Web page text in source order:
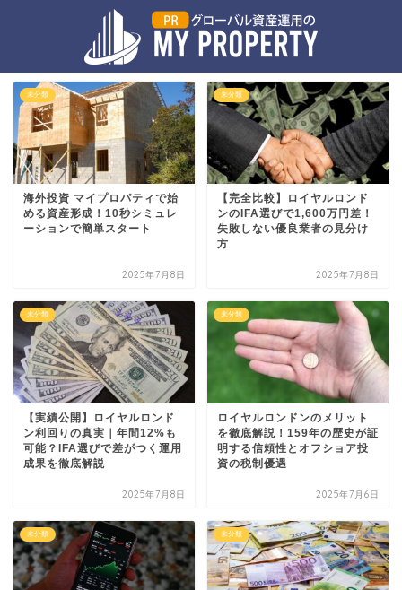
未分類
海外投資 マイプロパティで始
める資産形成！10秒シミュレ
ーションで簡単スタート
2025年7月8日
未分類
【完全比較】ロイヤルロンド
ンのIFA選びで1,600万円差！
失敗しない優良業者の見分け
方
2025年7月8日
未分類
【実績公開】ロイヤルロンド
ン利回りの真実｜年間12%も
可能？IFA選びで差がつく運用
成果を徹底解説
2025年7月8日
未分類
ロイヤルロンドンのメリット
を徹底解説！159年の歴史が証
明する信頼性とオフショア投
資の税制優遇
2025年7月6日
未分類 未分類